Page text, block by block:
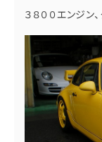
３８００エンジン